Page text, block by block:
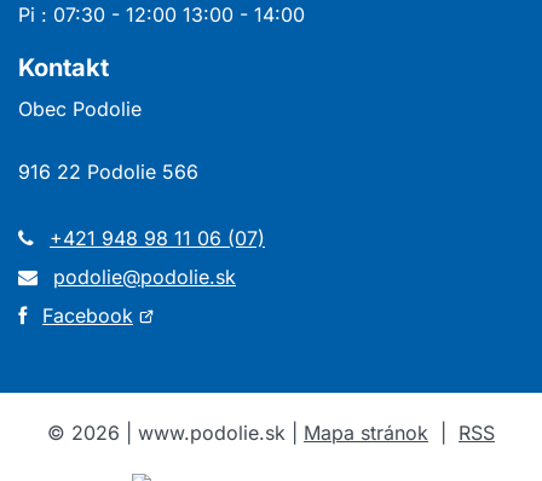
Pi : 07:30 - 12:00 13:00 - 14:00
Kontakt
Obec Podolie
916 22 Podolie 566
+421 948 98 11 06 (07)
podolie@podolie.sk
Facebook Otvorí
okne
© 2026 | www.podolie.sk | Mapa stránok RSS